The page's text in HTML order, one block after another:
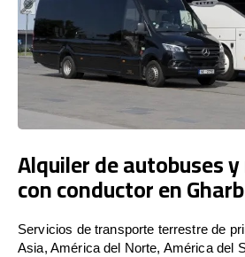
Alquiler de autobuses
con conductor en Gharb
Servicios de transporte terrestre de
Asia, América del Norte, América del